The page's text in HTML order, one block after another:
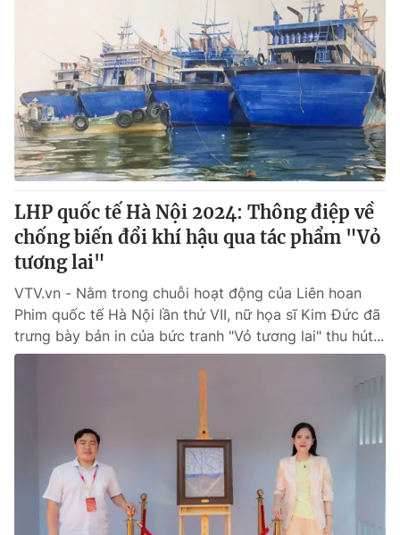
VTV Money VTV Thể thao
VTV Sức khoẻ Bất động sản
Thị trường 24h Tấm lòng Việt
VTV4 Vươn mình bằng AI
VTV9 VTV8
Liên hệ tòa soạn English
Theo dõi báo trên
Cơ quan chủ quản:Đài Truyền hình Việt Nam
Cơ quan báo chí:
Thời báo VTV
LHP quốc tế Hà Nội 2024: Thông điệp về
chống biến đổi khí hậu qua tác phẩm "Vỏ
tương lai"
VTV.vn - Nằm trong chuỗi hoạt động của Liên hoan
Phim quốc tế Hà Nội lần thứ VII, nữ họa sĩ Kim Đức đã
trưng bày bản in của bức tranh "Vỏ tương lai" thu hút...